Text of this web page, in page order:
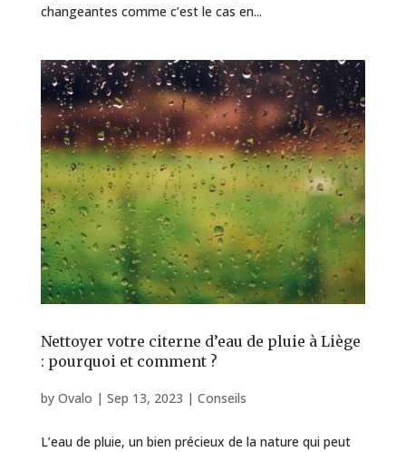
changeantes comme c’est le cas en...
Nettoyer votre citerne d’eau de pluie à Liège
: pourquoi et comment ?
by Ovalo | Sep 13, 2023 | Conseils
L’eau de pluie, un bien précieux de la nature qui peut